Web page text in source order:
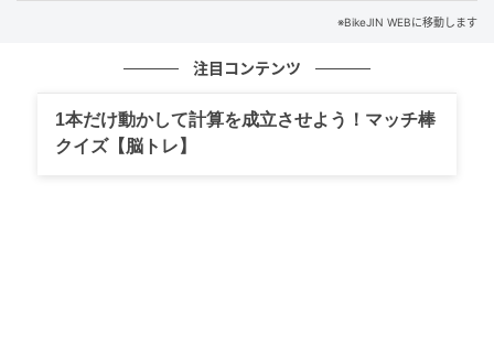
※BikeJIN WEBに移動します
注目コンテンツ
1本だけ動かして計算を成立させよう！マッチ棒
クイズ【脳トレ】